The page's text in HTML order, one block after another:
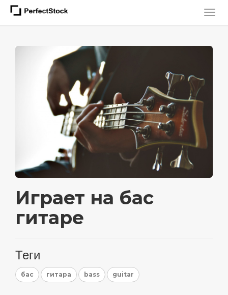
Играет на бас
гитаре
Теги
бас гитара bass guitar